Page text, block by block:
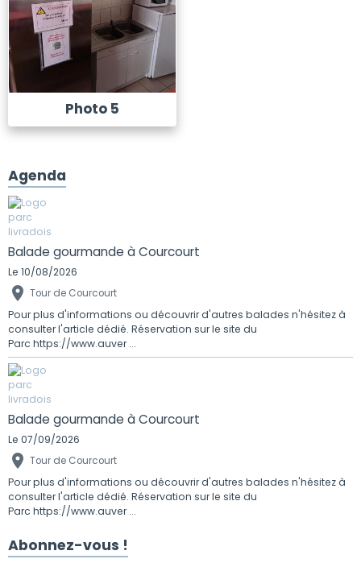
Photo 5
Agenda
Balade gourmande à Courcourt
Le 10/08/2026
Tour de Courcourt
Pour plus d'informations ou découvrir d'autres balades n'hésitez à
consulter l'article dédié. Réservation sur le site du
Parc https://www.auver ...
Balade gourmande à Courcourt
Le 07/09/2026
Tour de Courcourt
Pour plus d'informations ou découvrir d'autres balades n'hésitez à
consulter l'article dédié. Réservation sur le site du
Parc https://www.auver ...
Abonnez-vous !